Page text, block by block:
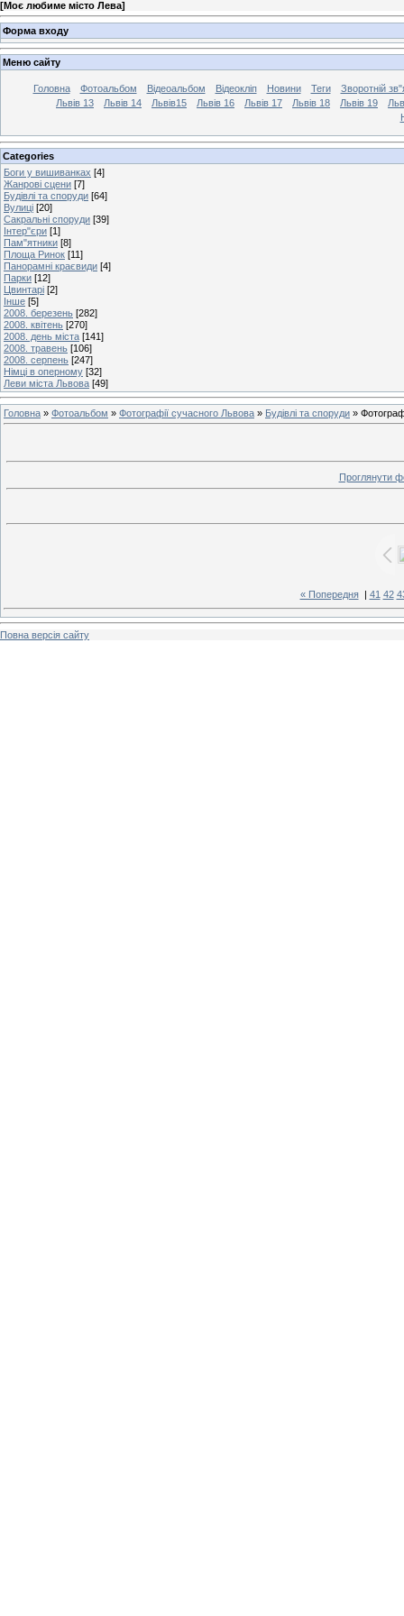
[Моє любиме місто Лева]
Форма входу
Меню сайту
Головна Фотоальбом Відеоальбом Відеокліп Новини Теги
Зворотній
Львів 13
Львів 14 Львів15 Львів 16 Львів 17 Львів 18 Львів 19
Categories
Боги у вишиванках [4]
Жанрові сцени [7]
Будівлі та споруди [64]
Вулиці [20]
Сакральні споруди [39]
Інтер"єри [1]
Пам"ятники [8]
Площа Ринок [11]
Панорамні краєвиди [4]
Парки [12]
Цвинтарі [2]
Інше [5]
2008. березень [282]
2008. квітень [270]
2008. день міста [141]
2008. травень [106]
2008. серпень [247]
Німці в оперному [32]
Леви міста Львова [49]
Головна » Фотоальбом » Фотографії сучасного Львова » Будівлі та споруди »
Проглянути
« Попередня| 41 42
Повна версія сайту